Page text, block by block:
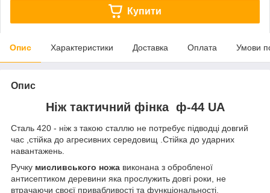
Купити
Опис Характеристики Доставка Оплата Умови
Опис
Ніж тактичний фінка ф-44 UA
Сталь 420 - ніж з такою сталлю не потребує підводці довгий
час ,стійка до агресивних середовищ .Стійка до ударних
навантажень.
Ручку мисливського ножа виконана з обробленої
антисептиком деревини яка прослужить довгі роки, не
втрачаючи своєї привабливості та функціональності.